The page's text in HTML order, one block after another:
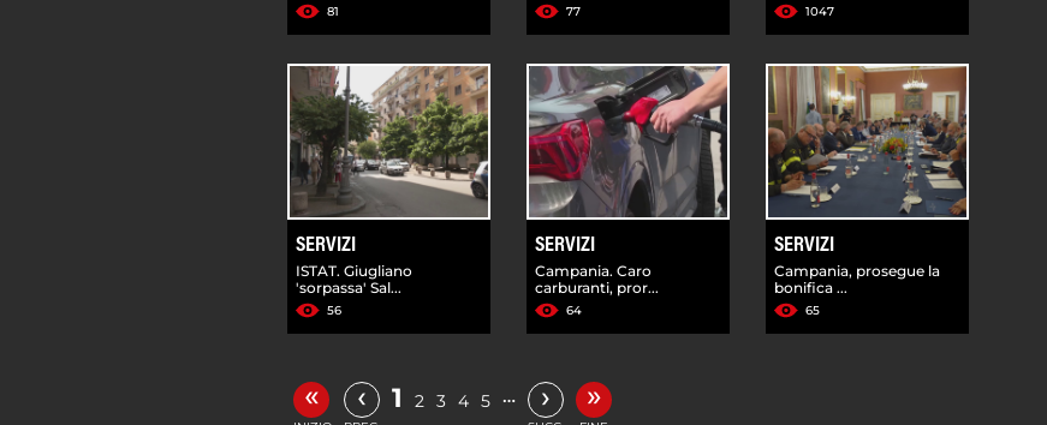
81 77 1047
SERVIZI
ISTAT. Giugliano
'sorpassa' Sal...
56
SERVIZI
Campania. Caro
carburanti, pror...
64
SERVIZI
Campania, prosegue la
bonifica ...
65
« ‹ 1 2 3 4 5 … › »